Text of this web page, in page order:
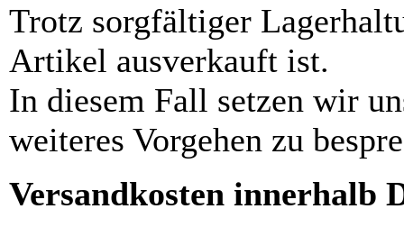
Trotz sorgfältiger
Artikel ausverkauft ist.
In diesem Fall setzen wir
weiteres Vorgehen zu
Versandkosten innerhalb